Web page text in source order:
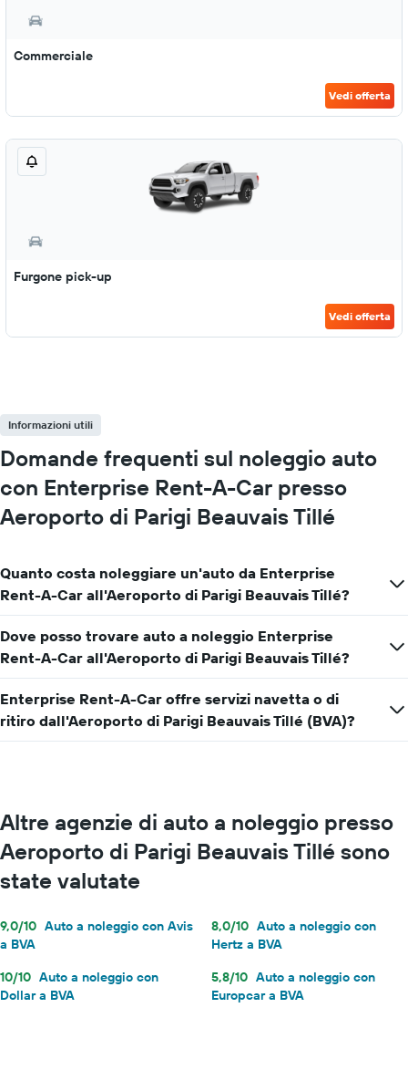
Commerciale
Vedi offerta
Furgone pick-up
Vedi offerta
Informazioni utili
Domande frequenti sul noleggio auto
con Enterprise Rent-A-Car presso
Aeroporto di Parigi Beauvais Tillé
Quanto costa noleggiare un'auto da Enterprise
Rent-A-Car all'Aeroporto di Parigi Beauvais Tillé?
Dove posso trovare auto a noleggio Enterprise
Rent-A-Car all'Aeroporto di Parigi Beauvais Tillé?
Enterprise Rent-A-Car offre servizi navetta o di
ritiro dall'Aeroporto di Parigi Beauvais Tillé (BVA)?
Altre agenzie di auto a noleggio presso
Aeroporto di Parigi Beauvais Tillé sono
state valutate
9,0/10 Auto a noleggio con Avis
a BVA
8,0/10 Auto a noleggio con
Hertz a BVA
10/10 Auto a noleggio con
Dollar a BVA
5,8/10 Auto a noleggio con
Europcar a BVA